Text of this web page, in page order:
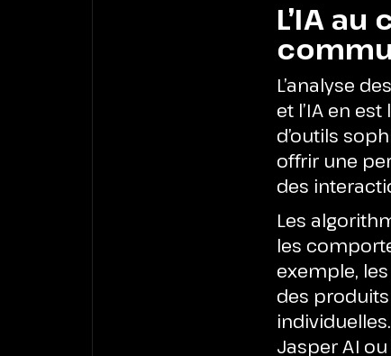
L’IA
L’analyse
et l’IA en
d’outils
offrir une
des
Les
les
exemple,
des
Jasper AI